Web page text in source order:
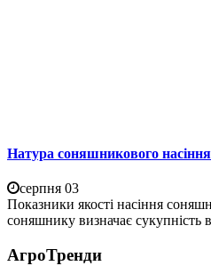
Натура соняшникового
серпня 03
Показники якості насіння
соняшнику визначає сукупність
АгроТренди